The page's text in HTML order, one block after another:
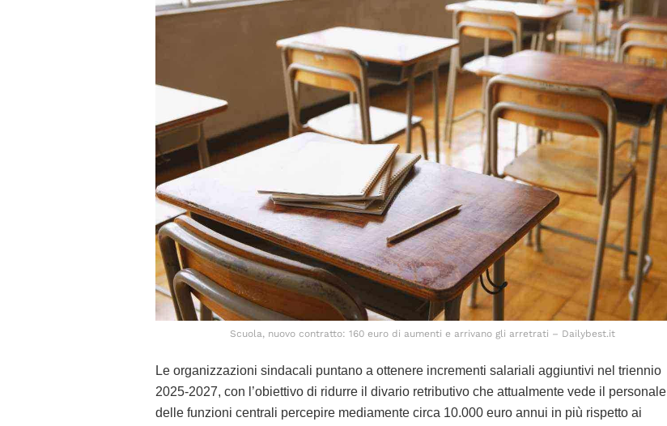
Scuola, nuovo contratto: 160 euro di aumenti e arrivano gli arretrati – Dailybest.it
Le organizzazioni sindacali puntano a ottenere incrementi salariali aggiuntivi nel triennio
2025-2027, con l’obiettivo di ridurre il divario retributivo che attualmente vede il personale
delle funzioni centrali percepire mediamente circa 10.000 euro annui in più rispetto ai